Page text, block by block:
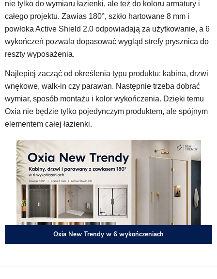
nie tylko do wymiaru łazienki, ale też do koloru armatury i
całego projektu. Zawias 180°, szkło hartowane 8 mm i
powłoka Active Shield 2.0 odpowiadają za użytkowanie, a 6
wykończeń pozwala dopasować wygląd strefy prysznica do
reszty wyposażenia.
Najlepiej zacząć od określenia typu produktu: kabina, drzwi
wnękowe, walk-in czy parawan. Następnie trzeba dobrać
wymiar, sposób montażu i kolor wykończenia. Dzięki temu
Oxia nie będzie tylko pojedynczym produktem, ale spójnym
elementem całej łazienki.
Oxia New Trendy w 6 wykończeniach